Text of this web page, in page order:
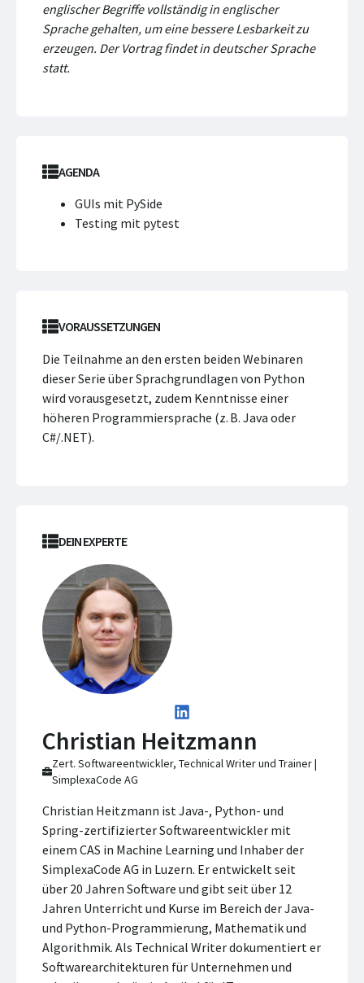
englischer Begriffe vollständig in englischer
Sprache gehalten, um eine bessere Lesbarkeit zu
erzeugen. Der Vortrag findet in deutscher Sprache
statt.
AGENDA
GUIs mit PySide
Testing mit pytest
VORAUSSETZUNGEN
Die Teilnahme an den ersten beiden Webinaren
dieser Serie über Sprachgrundlagen von Python
wird vorausgesetzt, zudem Kenntnisse einer
höheren Programmiersprache (z. B. Java oder
C#/.NET).
DEIN EXPERTE
Christian Heitzmann
Zert. Softwareentwickler, Technical Writer und Trainer |
SimplexaCode AG
Christian Heitzmann ist Java-, Python- und
Spring-zertifizierter Softwareentwickler mit
einem CAS in Machine Learning und Inhaber der
SimplexaCode AG in Luzern. Er entwickelt seit
über 20 Jahren Software und gibt seit über 12
Jahren Unterricht und Kurse im Bereich der Java-
und Python-Programmierung, Mathematik und
Algorithmik. Als Technical Writer dokumentiert er
Softwarearchitekturen für Unternehmen und